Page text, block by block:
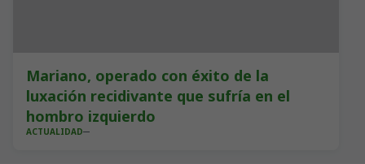
Mariano, operado con éxito de la
luxación recidivante que sufría en el
hombro izquierdo
ACTUALIDAD